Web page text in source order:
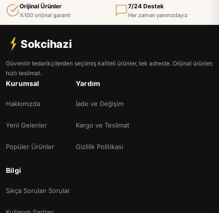
Orijinal Ürünler
%100 orijinal garanti
7/24 Destek
Her zaman yanınızdayız
Sokcihazi
Güvenilir tedarikçilerden seçilmiş kaliteli ürünler, tek adreste. Orijinal ürünler,
hızlı teslimat.
Kurumsal
Hakkımızda
Yeni Gelenler
Popüler Ürünler
Yardım
İade ve Değişim
Kargo ve Teslimat
Gizlilik Politikası
Bilgi
Sıkça Sorulan Sorular